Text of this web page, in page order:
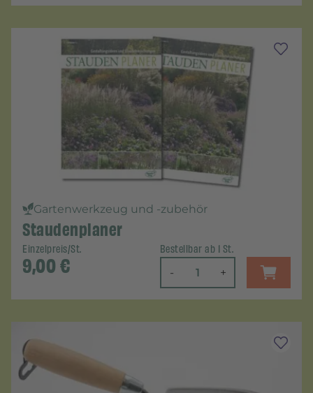
Gartenwerkzeug und -zubehör
Staudenplaner
Einzelpreis/St.
9,00€
Bestellbar ab 1 St.
- +